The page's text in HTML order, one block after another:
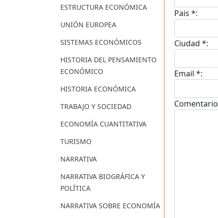
ESTRUCTURA ECONÓMICA
UNIÓN EUROPEA
SISTEMAS ECONÓMICOS
HISTORIA DEL PENSAMIENTO
ECONÓMICO
HISTORIA ECONÓMICA
TRABAJO Y SOCIEDAD
ECONOMÍA CUANTITATIVA
TURISMO
NARRATIVA
NARRATIVA BIOGRÁFICA Y
POLÍTICA
NARRATIVA SOBRE ECONOMÍA
Pais *:
Ciudad *:
Email *: